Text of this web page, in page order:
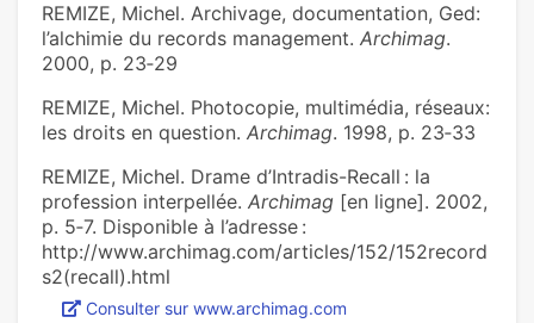
REMIZE, Michel. Archivage, documentation, Ged:
l’alchimie du records management. Archimag.
2000, p. 23‑29
REMIZE, Michel. Photocopie, multimédia, réseaux:
les droits en question. Archimag. 1998, p. 23‑33
REMIZE, Michel. Drame d’Intradis-Recall : la
profession interpellée. Archimag [en ligne]. 2002,
p. 5‑7. Disponible à l’adresse :
http://www.archimag.com/articles/152/152record
s2(recall).html
Consulter sur www.archimag.com